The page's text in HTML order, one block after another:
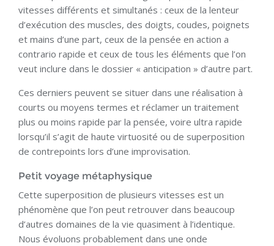
vitesses différents et simultanés : ceux de la lenteur
d’exécution des muscles, des doigts, coudes, poignets
et mains d’une part, ceux de la pensée en action a
contrario rapide et ceux de tous les éléments que l’on
veut inclure dans le dossier « anticipation » d’autre part.
Ces derniers peuvent se situer dans une réalisation à
courts ou moyens termes et réclamer un traitement
plus ou moins rapide par la pensée, voire ultra rapide
lorsqu’il s’agit de haute virtuosité ou de superposition
de contrepoints lors d’une improvisation.
Petit voyage métaphysique
Cette superposition de plusieurs vitesses est un
phénomène que l’on peut retrouver dans beaucoup
d’autres domaines de la vie quasiment à l’identique.
Nous évoluons probablement dans une onde